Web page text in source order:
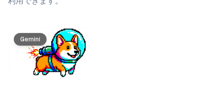
プロンプト一覧
Gemini